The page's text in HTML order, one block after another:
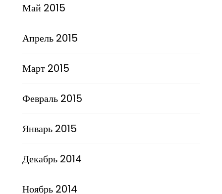
Май 2015
Апрель 2015
Март 2015
Февраль 2015
Январь 2015
Декабрь 2014
Ноябрь 2014